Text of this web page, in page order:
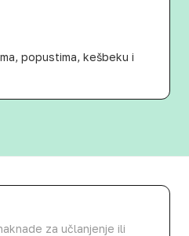
popustima, kešbeku i
za učlanjenje ili